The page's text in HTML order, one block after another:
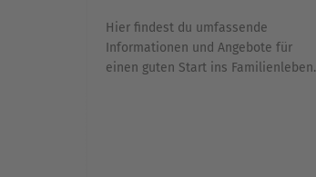
Hier findest du umfassende
Informationen und Angebote für
einen guten Start ins Familienleben.